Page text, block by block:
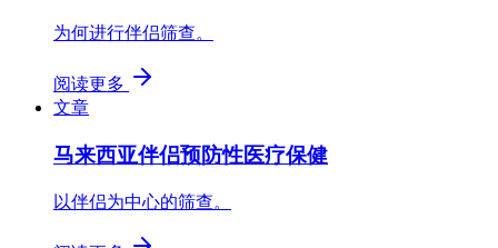
为何进行伴侣筛查。
阅读更多
文章
马来西亚伴侣预防性医疗保健
以伴侣为中心的筛查。